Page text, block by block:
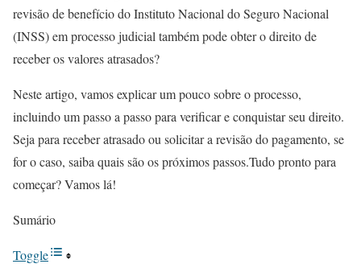
revisão de benefício do Instituto Nacional do Seguro Nacional
(INSS) em processo judicial também pode obter o direito de
receber os valores atrasados?
Neste artigo, vamos explicar um pouco sobre o processo,
incluindo um passo a passo para verificar e conquistar seu direito.
Seja para receber atrasado ou solicitar a revisão do pagamento, se
for o caso, saiba quais são os próximos passos.Tudo pronto para
começar? Vamos lá!
Sumário
Toggle